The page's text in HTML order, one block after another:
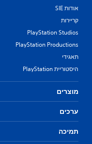
אודות SIE
קריירות
PlayStation Studios
PlayStation Productions
תאגידי
היסטוריית PlayStation
מוצרים
ערכים
תמיכה